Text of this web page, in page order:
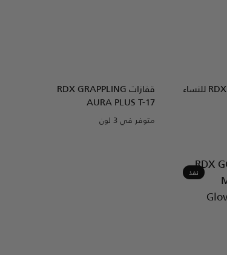
RDXF12 MMA للنساء قفازات RDXGRAPPLING
AURA PLUS T-17
Golden
Red
Blueمتوفر في 3 لون
نفذ